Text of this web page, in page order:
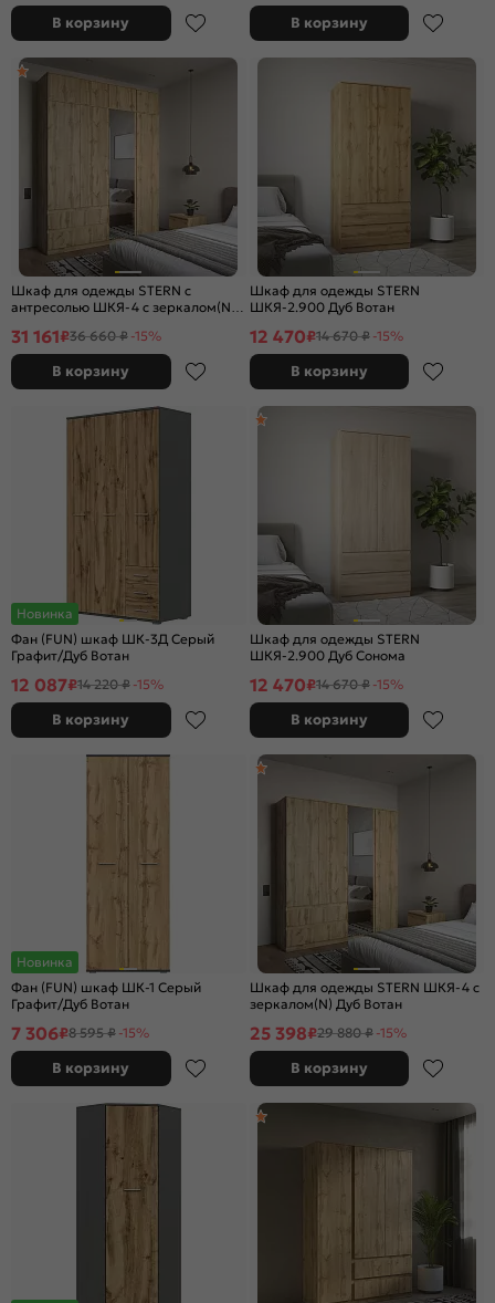
В корзину В корзину
Шкаф для одежды STERN с
антресолью ШКЯ-4 c зеркалом(N)
31 161₽36 660 ₽ -15%
В корзину
Шкаф для одежды STERN
ШКЯ-2.900 Дуб Вотан
12 470₽14 670 ₽ -15%
В корзину
Новинка
Фан (FUN) шкаф ШК-3Д Серый
Графит/Дуб Вотан
12 087₽14 220 ₽ -15%
В корзину
Шкаф для одежды STERN
ШКЯ-2.900 Дуб Сонома
12 470₽14 670 ₽ -15%
В корзину
Новинка
Фан (FUN) шкаф ШК-1 Серый
Графит/Дуб Вотан
7 306₽8 595 ₽ -15%
В корзину
Шкаф для одежды STERN ШКЯ-4 c
зеркалом(N) Дуб Вотан
25 398₽29 880 ₽ -15%
В корзину